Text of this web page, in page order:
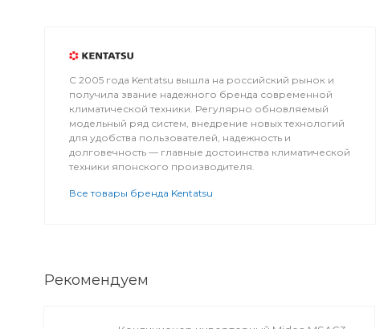
С 2005 года Kentatsu вышла на российский рынок и
получила звание надежного бренда современной
климатической техники. Регулярно обновляемый
модельный ряд систем, внедрение новых технологий
для удобства пользователей, надежность и
долговечность — главные достоинства климатической
техники японского производителя.
Все товары бренда Kentatsu
Рекомендуем